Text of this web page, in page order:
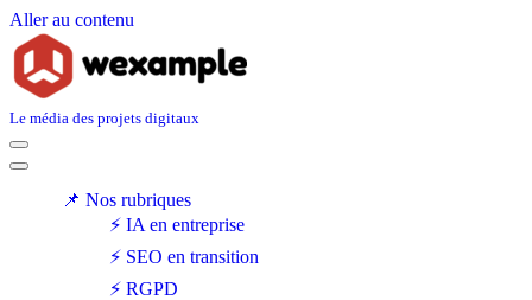
Aller au contenu
Le média des projets digitaux
Menu
de
Menu
navigation📌 Nos rubriques
⚡ IA en entreprise
⚡ SEO en transition
⚡ RGPD